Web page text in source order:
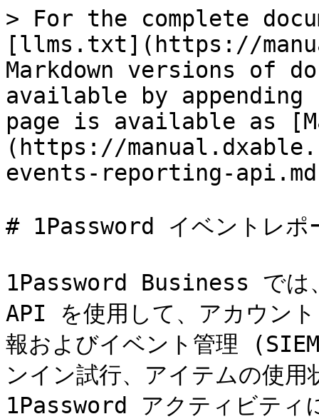
> For the complete
[llms.txt](https://
Markdown versions of
available by
page is available as
(https://
events-reporting-
# 1Password イベントレポ
1Password Business では
API を使用して、アカウン
報およびイベント管理
ンイン試行、アイテムの使
1Password アクティビティ